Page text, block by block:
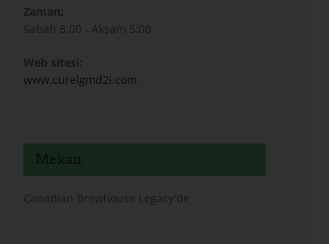
Zaman:
Sabah 8:00 - Akşam 5:00
Web sitesi:
www.curelgmd2i.com
Mekan
Canadian Brewhouse Legacy'de